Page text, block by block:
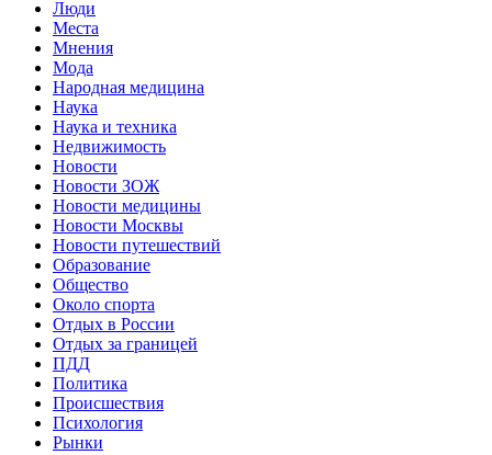
Люди
Места
Мнения
Мода
Народная медицина
Наука
Наука и техника
Недвижимость
Новости
Новости ЗОЖ
Новости медицины
Новости Москвы
Новости путешествий
Образование
Общество
Около спорта
Отдых в России
Отдых за границей
ПДД
Политика
Происшествия
Психология
Рынки